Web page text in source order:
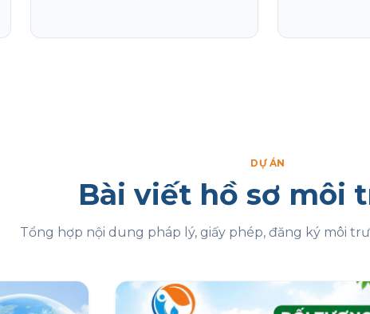
DỰ ÁN
Bài viết hồ sơ môi
Tổng hợp nội dung pháp lý, giấy phép, đăng ký môi